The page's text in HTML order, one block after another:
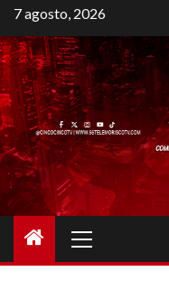
7 agosto, 2026